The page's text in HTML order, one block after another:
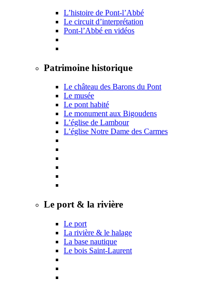
L’histoire de Pont-l’Abbé
Le circuit d’interprétation
Pont-l’Abbé en vidéos
Patrimoine historique
Le château des Barons du Pont
Le musée
Le pont habité
Le monument aux Bigoudens
L’église de Lambour
L’église Notre Dame des Carmes
Le port & la rivière
Le port
La rivière & le halage
La base nautique
Le bois Saint-Laurent